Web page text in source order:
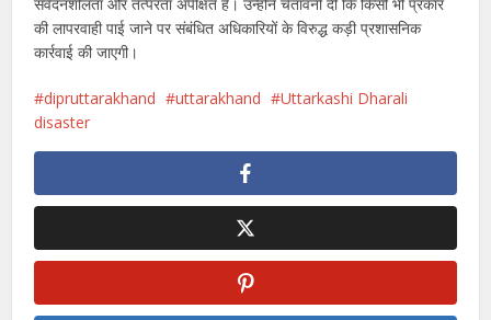
की लापरवाही पाई जाने पर संबंधित अधिकारियों के विरुद्ध कड़ी प्रशासनिक
कार्रवाई की जाएगी।
dipruttarakhand uttarakhand
Uttarkashi Dharali
disaster